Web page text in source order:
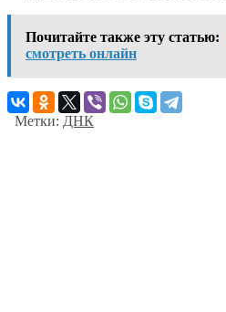
Почитайте также эту статью:
смотреть онлайн
Метки: ДНК